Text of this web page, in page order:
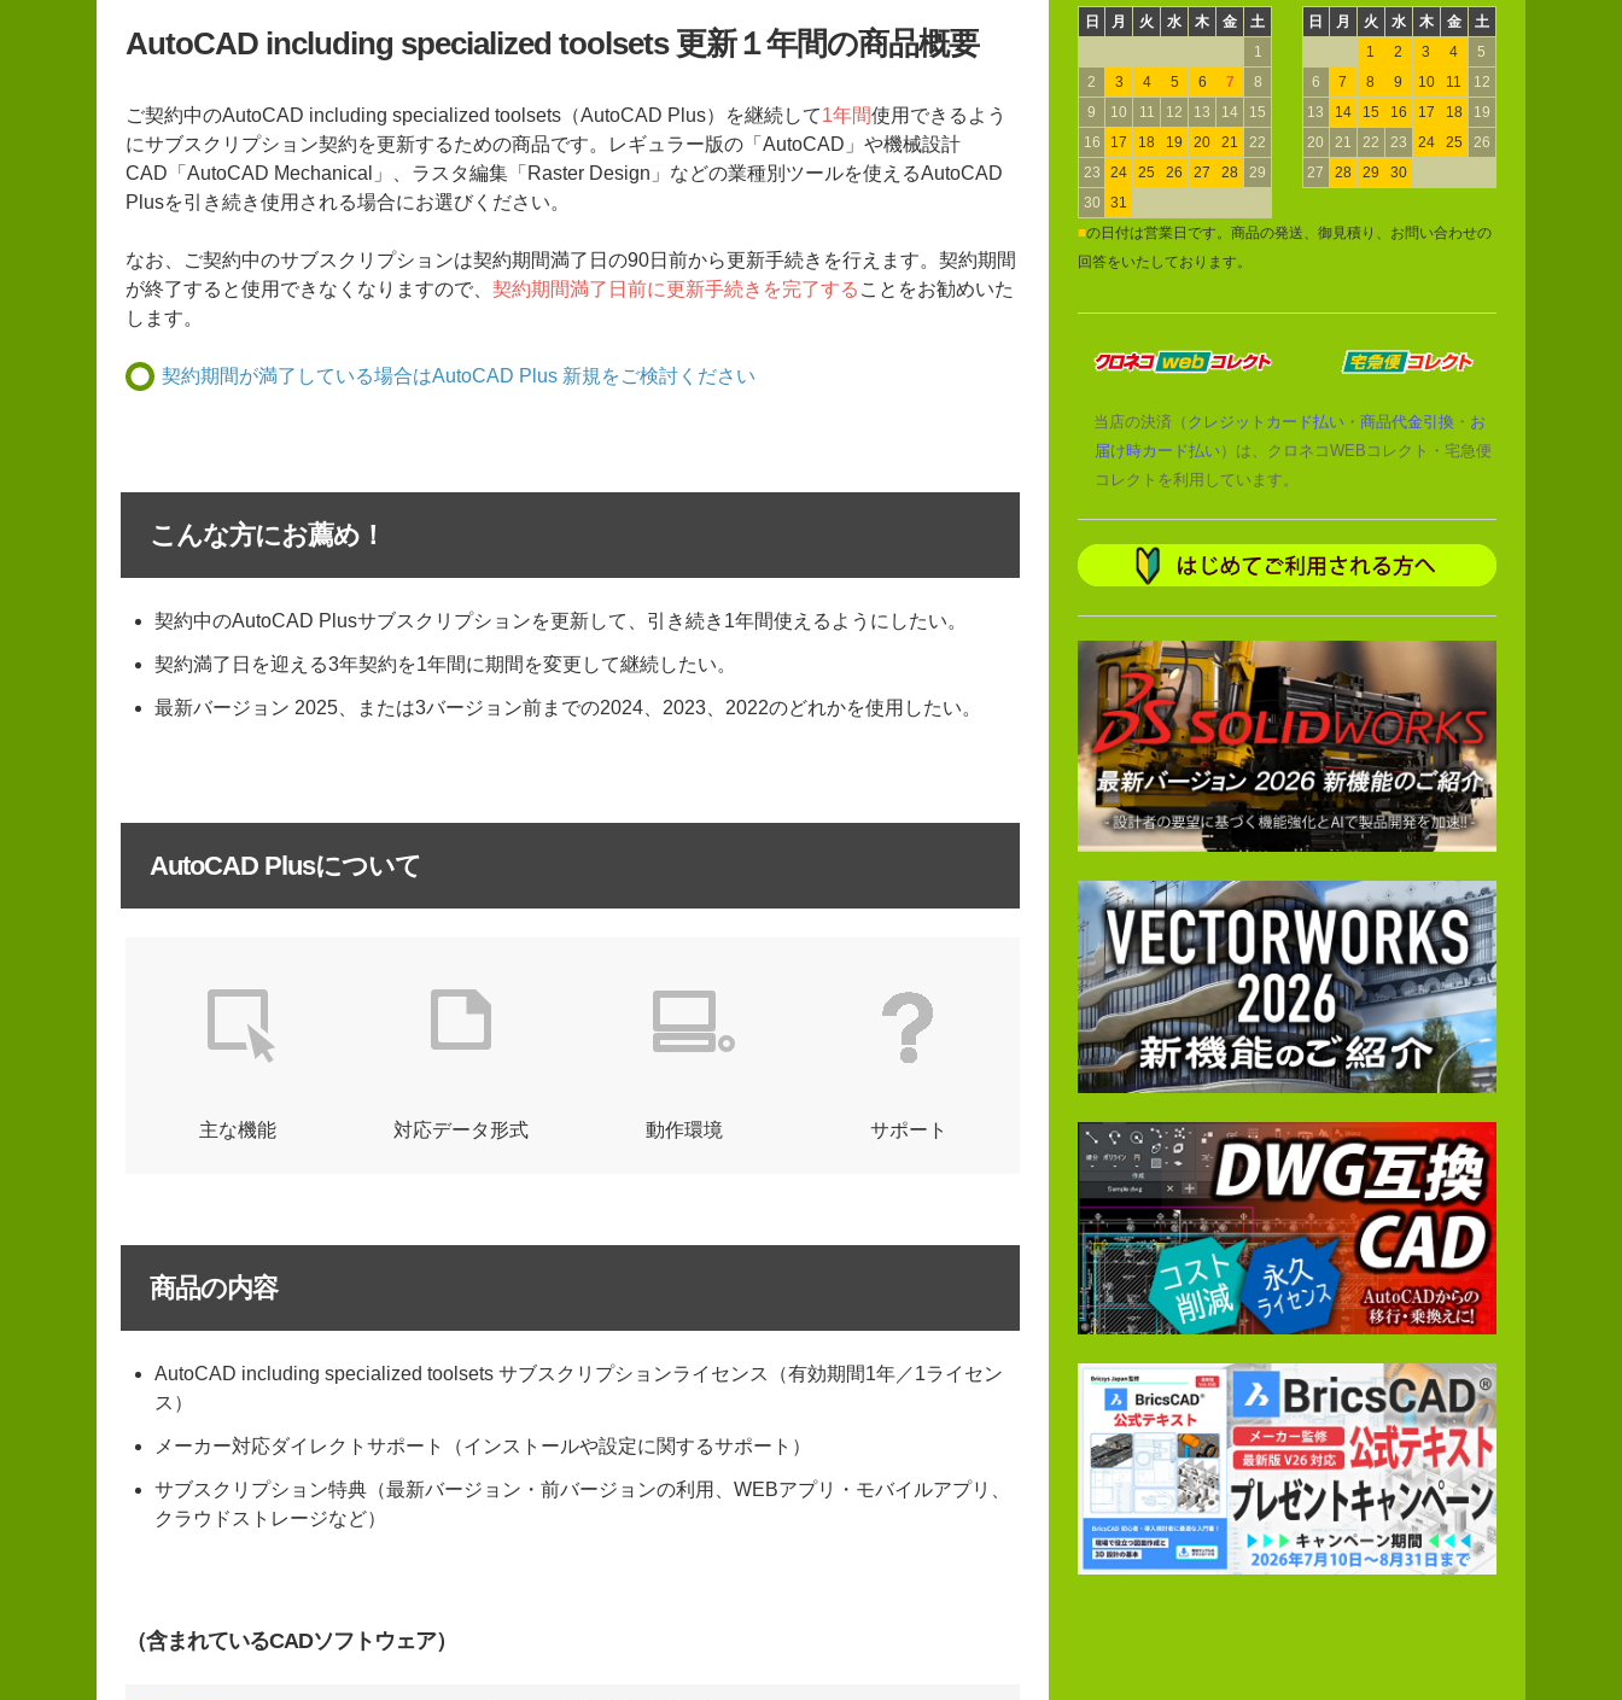
AutoCAD including specialized toolsets 更新１年間の商品概要
ご契約中のAutoCAD including specialized toolsets（AutoCAD Plus）を継続して1年間使用できるよう
にサブスクリプション契約を更新するための商品です。レギュラー版の「AutoCAD」や機械設計
CAD「AutoCAD Mechanical」、ラスタ編集「Raster Design」などの業種別ツールを使えるAutoCAD
Plusを引き続き使用される場合にお選びください。
なお、ご契約中のサブスクリプションは契約期間満了日の90日前から更新手続きを行えます。契約期間
が終了すると使用できなくなりますので、 契約期間満了日前に更新手続きを完了する ことをお勧めいた
します。
契約期間が満了している場合はAutoCAD Plus 新規をご検討ください
こんな方にお薦め！
契約中のAutoCAD Plusサブスクリプションを更新して、引き続き1年間使えるようにしたい。
契約満了日を迎える3年契約を1年間に期間を変更して継続したい。
最新バージョン 2025、または3バージョン前までの2024、2023、2022のどれかを使用したい。
AutoCAD Plusについて
主な機能 対応データ形式 動作環境 サポート
商品の内容
AutoCAD including specialized toolsets サブスクリプションライセンス（有効期間1年／1ライセン
ス）
メーカー対応ダイレクトサポート（インストールや設定に関するサポート）
サブスクリプション特典（最新バージョン・前バージョンの利用、WEBアプリ・モバイルアプリ、
クラウドストレージなど）
（含まれているCADソフトウェア）
日 月 火 水 木 金
土
1
2
3 4 5 6 7
8
9
10 11 12 13 14
15
16
17 18 19 20 21
22
23
24 25 26 27 28
29
30
31
日 月 火 水 木 金
土
1
2 3 4
5
6
7 8 9 10 11
12
13
14 15 16 17 18
19
20
21 22 23 24 25
26
27
28 29 30
■の日付は営業日です。商品の発送、御見積り、お問い合わせの
回答をいたしております。
当店の決済（ クレジットカード払い ・商品代金引換 ・ お
届け時カード払い）は、クロネコWEBコレクト・宅急便
コレクトを利用しています。